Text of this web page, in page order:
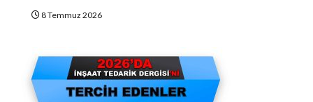
8 Temmuz 2026